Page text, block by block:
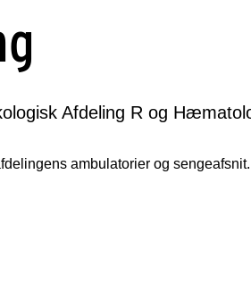
Afdeling R og
ambulatorier og sengeafsnit.